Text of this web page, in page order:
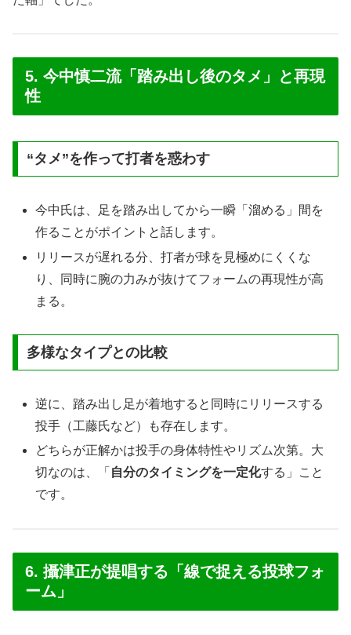
5. 今中慎二流「踏み出し後のタメ」と再現
性
“タメ”を作って打者を惑わす
今中氏は、足を踏み出してから一瞬「溜める」間を
作ることがポイントと話します。
リリースが遅れる分、打者が球を見極めにくくな
り、同時に腕の力みが抜けてフォームの再現性が高
まる。
多様なタイプとの比較
逆に、踏み出し足が着地すると同時にリリースする
投手（工藤氏など）も存在します。
どちらが正解かは投手の身体特性やリズム次第。大
切なのは、「 自分のタイミングを一定化する」こと
です。
6. 攝津正が提唱する「線で捉える投球フォ
ーム」